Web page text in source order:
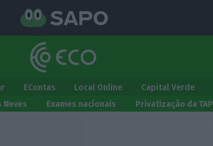
EContas Local Online Capital Verde
Neves Exames nacionais Privatização da TAP